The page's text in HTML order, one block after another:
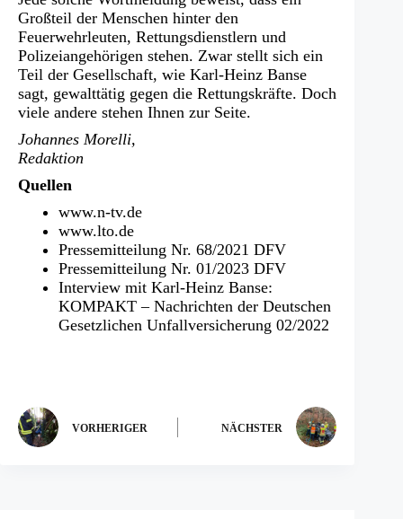
Großteil der Menschen hinter den
Feuerwehrleuten, Rettungsdienstlern und
Polizeiangehörigen stehen. Zwar stellt sich ein
Teil der Gesellschaft, wie Karl-Heinz Banse
sagt, gewalttätig gegen die Rettungskräfte. Doch
viele andere stehen Ihnen zur Seite.
Johannes Morelli,
Redaktion
Quellen
www.n-tv.de
www.lto.de
Pressemitteilung Nr. 68/2021 DFV
Pressemitteilung Nr. 01/2023 DFV
Interview mit Karl-Heinz Banse:
KOMPAKT – Nachrichten der Deutschen
Gesetzlichen Unfallversicherung 02/2022
VORHERIGER NÄCHSTER